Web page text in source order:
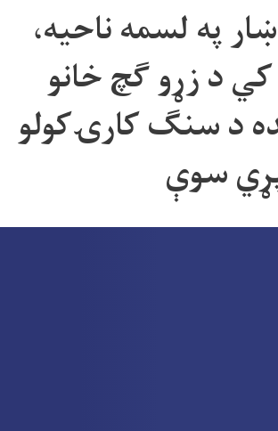
په لسمه ناحيه،
د زړو ګچ خانو
د سنګ کارۍکولو
سوې